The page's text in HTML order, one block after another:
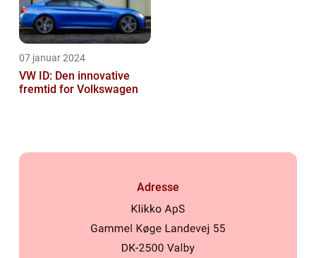
07 januar 2024
VW ID: Den innovative
fremtid for Volkswagen
Adresse